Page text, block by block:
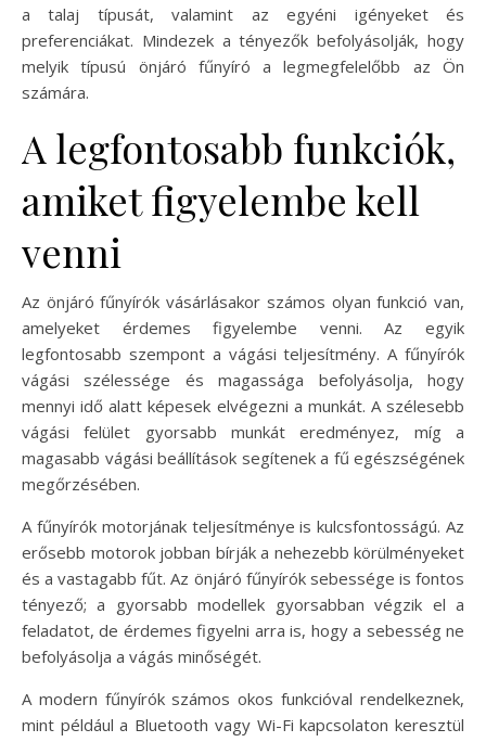
a talaj típusát, valamint az egyéni igényeket és
preferenciákat. Mindezek a tényezők befolyásolják, hogy
melyik típusú önjáró fűnyíró a legmegfelelőbb az Ön
számára.
A legfontosabb funkciók,
amiket figyelembe kell
venni
Az önjáró fűnyírók vásárlásakor számos olyan funkció van,
amelyeket érdemes figyelembe venni. Az egyik
legfontosabb szempont a vágási teljesítmény. A fűnyírók
vágási szélessége és magassága befolyásolja, hogy
mennyi idő alatt képesek elvégezni a munkát. A szélesebb
vágási felület gyorsabb munkát eredményez, míg a
magasabb vágási beállítások segítenek a fű egészségének
megőrzésében.
A fűnyírók motorjának teljesítménye is kulcsfontosságú. Az
erősebb motorok jobban bírják a nehezebb körülményeket
és a vastagabb fűt. Az önjáró fűnyírók sebessége is fontos
tényező; a gyorsabb modellek gyorsabban végzik el a
feladatot, de érdemes figyelni arra is, hogy a sebesség ne
befolyásolja a vágás minőségét.
A modern fűnyírók számos okos funkcióval rendelkeznek,
mint például a Bluetooth vagy Wi-Fi kapcsolaton keresztül